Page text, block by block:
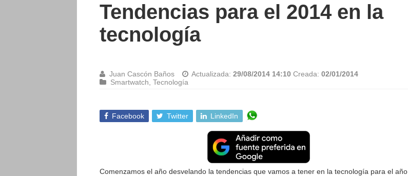
Tendencias para el 2014 en la
tecnología
Juan Cascón Baños Actualizada: 29/08/2014 14:10 Creada: 02/01/2014
Smartwatch Tecnología
Facebook Twitter LinkedIn
Comenzamos el año desvelando la tendencias que vamos a tener en la tecnología para el año